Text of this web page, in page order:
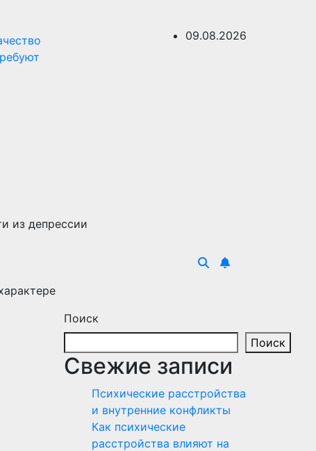
09.08.2026
из депрессии
Поиск
Поиск
Свежие записи
Психические расстройства
и внутренние конфликты
Как психические
расстройства влияют на